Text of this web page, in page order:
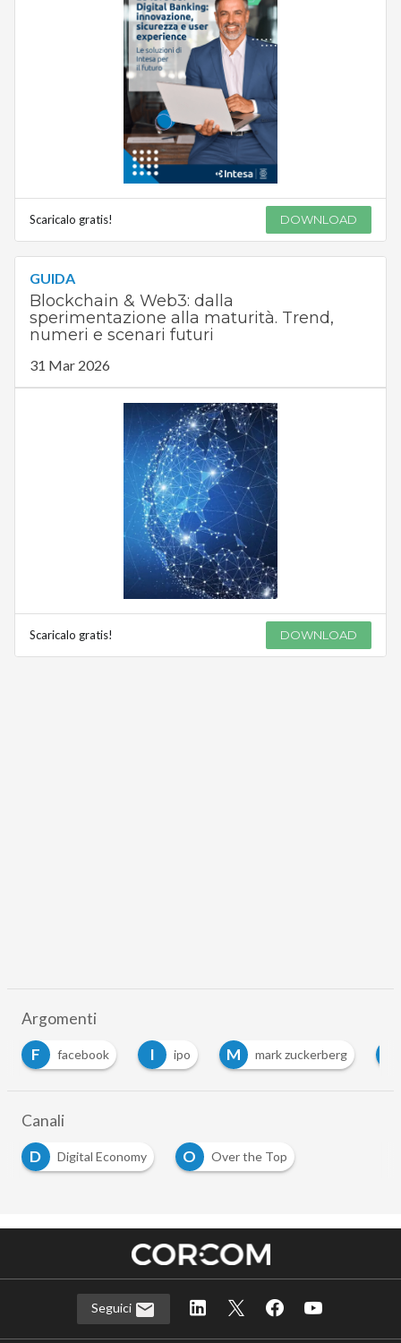
Scaricalo gratis! DOWNLOAD
GUIDA
Blockchain & Web3: dalla
sperimentazione alla maturità. Trend,
numeri e scenari futuri
31 Mar 2026
Scaricalo gratis! DOWNLOAD
Argomenti
facebook ipo mark zuckerberg
Canali
D
Digital Economy O Over the Top
Seguici